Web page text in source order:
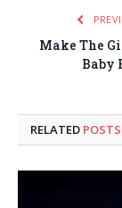
Make The
Baby
RELATED POSTS